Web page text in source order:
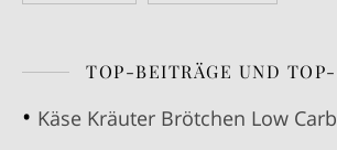
TOP-BEITRÄGE UND
Käse Kräuter Brötchen Low Carb